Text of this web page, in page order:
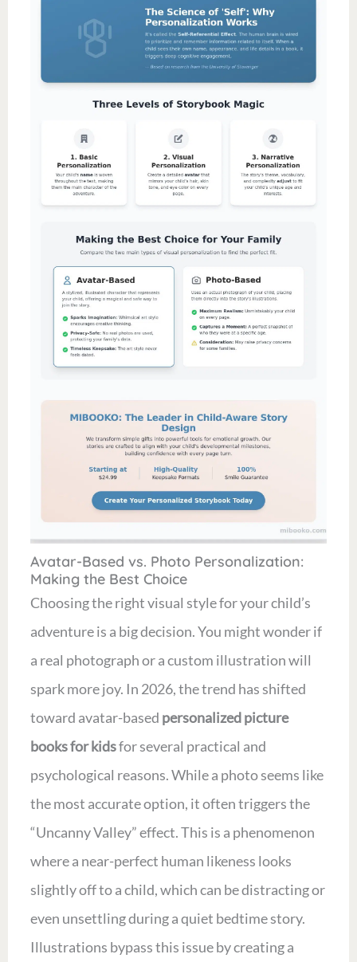
Avatar-Based vs. Photo Personalization:
Making the Best Choice
Choosing the right visual style for your child’s
adventure is a big decision. You might wonder if
a real photograph or a custom illustration will
spark more joy. In 2026, the trend has shifted
toward avatar-based personalized picture
books for kidsfor several practical and
psychological reasons. While a photo seems like
the most accurate option, it often triggers the
“Uncanny Valley” effect. This is a phenomenon
where a near-perfect human likeness looks
slightly off to a child, which can be distracting or
even unsettling during a quiet bedtime story.
Illustrations bypass this issue by creating a